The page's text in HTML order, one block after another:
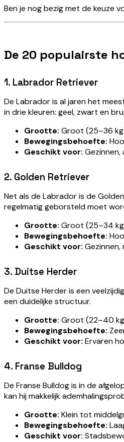
Ben je nog bezig met de keuze
De 20 populairste
1. Labrador Retriever
De Labrador is al jaren het
in drie kleuren: geel, zwart en
Grootte: Groot (25–36
Bewegingsbehoefte:
Geschikt voor: Gezinnen,
2. Golden Retriever
Net als de Labrador is de
regelmatig geborsteld moet
Grootte: Groot (25–34
Bewegingsbehoefte:
Geschikt voor:
3. Duitse Herder
De Duitse Herder is een
een duidelijke structuur.
Grootte: Groot (22–40
Bewegingsbehoefte:
Geschikt voor: Ervaren
4. Franse Bulldog
De Franse Bulldog is in de
kan hij makkelijk
Grootte: Klein tot
Bewegingsbehoefte:
Geschikt voor: